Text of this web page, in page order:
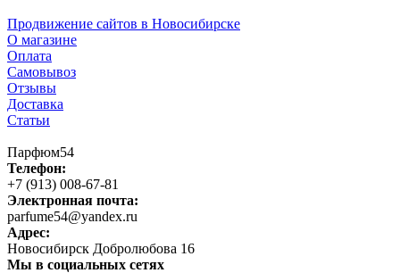
Продвижение сайтов в Новосибирске
О магазине
Оплата
Самовывоз
Отзывы
Доставка
Статьи
Парфюм54
Телефон:
+7 (913) 008-67-81
Электронная почта:
parfume54@yandex.ru
Адрес:
Новосибирск Добролюбова 16
Мы в социальных сетях